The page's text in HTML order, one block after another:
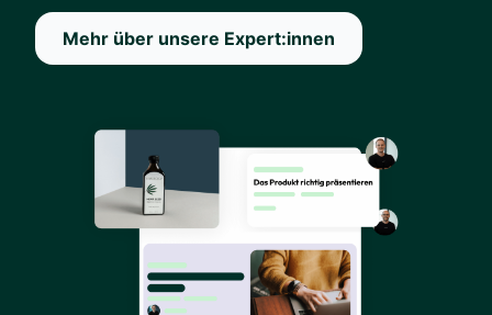
Mehr über unsere Expert:innen